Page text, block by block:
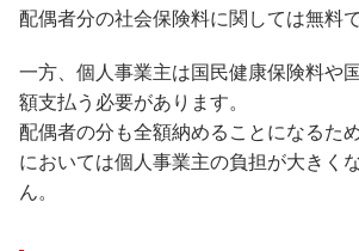
配偶者分の社会保険料に関しては無料で
一方、個人事業主は国民健康保険料や
額支払う必要があります。
配偶者の分も全額納めることになるた
においては個人事業主の負担が大きく
ん。